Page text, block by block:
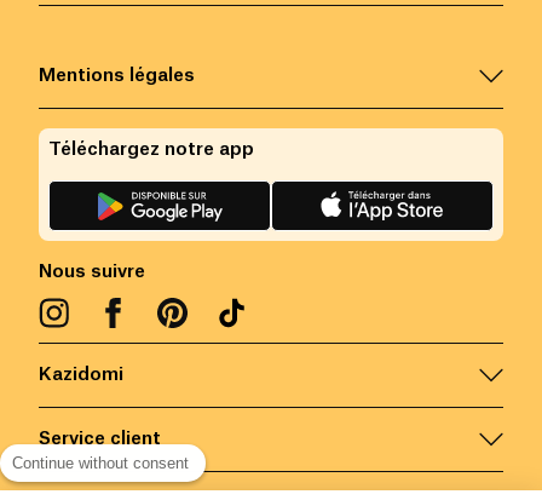
Kazidomi
Service client
Mentions légales
Nous suivre
Téléchargez notre app
Continue without consent